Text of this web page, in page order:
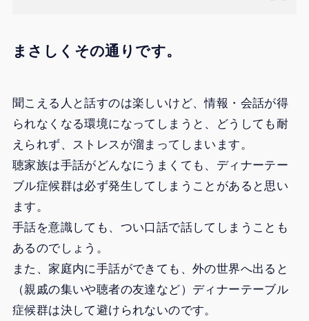
まさしくその通りです。
聞こえる人と話すのは楽しいけど、情報・会話が得
られなくなる環境になってしまうと、どうしても耐
えられず、ストレスが溜まってしまいます。
聴家族は手話がどんなにうまくても、ディナーテー
ブル症候群は必ず発生してしまうことがあると思い
ます。
手話を意識しても、つい口話で話してしまうことも
あるのでしょう。
また、家庭内に手話ができても、外の世界へ出ると
（親戚の集いや聴者の友達など）ディナーテーブル
症候群は決して避けられないのです。